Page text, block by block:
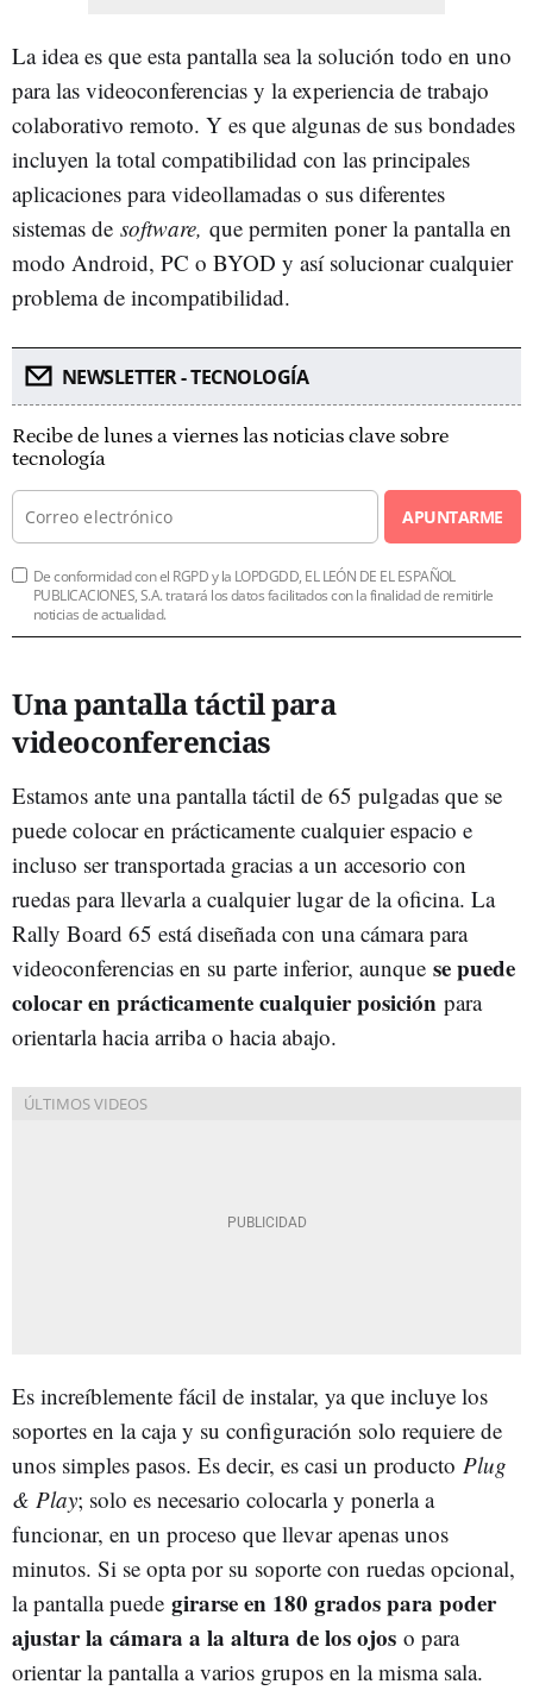
La idea es que esta pantalla sea la solución todo en uno
para las videoconferencias y la experiencia de trabajo
colaborativo remoto. Y es que algunas de sus bondades
incluyen la total compatibilidad con las principales
aplicaciones para videollamadas o sus diferentes
sistemas de software, que permiten poner la pantalla en
modo Android, PC o BYOD y así solucionar cualquier
problema de incompatibilidad.
NEWSLETTER - TECNOLOGÍA
Recibe de lunes a viernes las noticias clave sobre
tecnología
APUNTARME
De conformidad con el RGPD y la LOPDGDD, EL LEÓN DE EL ESPAÑOL
PUBLICACIONES, S.A. tratará los datos facilitados con la finalidad de remitirle
noticias de actualidad.
Una pantalla táctil para
videoconferencias
Estamos ante una pantalla táctil de 65 pulgadas que se
puede colocar en prácticamente cualquier espacio e
incluso ser transportada gracias a un accesorio con
ruedas para llevarla a cualquier lugar de la oficina. La
Rally Board 65 está diseñada con una cámara para
videoconferencias en su parte inferior, aunque se puede
colocar en prácticamente cualquier posición para
orientarla hacia arriba o hacia abajo.
Es increíblemente fácil de instalar, ya que incluye los
soportes en la caja y su configuración solo requiere de
unos simples pasos. Es decir, es casi un producto Plug
& Play; solo es necesario colocarla y ponerla a
funcionar, en un proceso que llevar apenas unos
minutos. Si se opta por su soporte con ruedas opcional,
la pantalla puede girarse en 180 grados para poder
ajustar la cámara a la altura de los ojos o para
orientar la pantalla a varios grupos en la misma sala.